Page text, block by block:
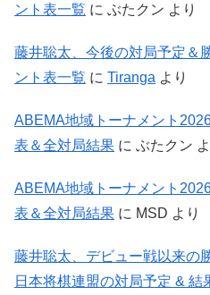
ント表一覧 に ぶたクン より
藤井聡太、今後の対局予定＆
ント表一覧 に Tiranga より
ABEMA地域トーナメント
表＆全対局結果 に ぶたクン
ABEMA地域トーナメント
表＆全対局結果 に MSD より
藤井聡太、デビュー戦以来の
日本将棋連盟の対局予定 &